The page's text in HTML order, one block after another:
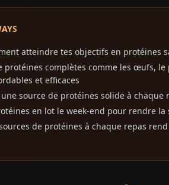
atteindre tes objectifs en protéines
protéines complètes comme les œufs,
et efficaces
source de protéines solide à chaque
en lot le week-end pour rendre la
de protéines à chaque repas